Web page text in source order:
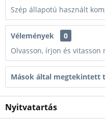
Szép állapotú használt
Vélemények
0
Olvasson, írjon és vitasson
Mások által megtekintett
Nyitvatartás